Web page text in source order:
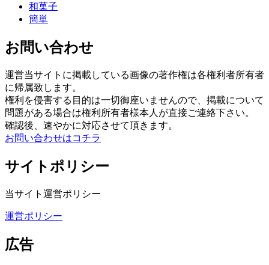
和菓子
簡単
お問い合わせ
運営当サイトに掲載している画像の著作権は各権利者所有者
に帰属致します。
権利を侵害する目的は一切御座いませんので、掲載について
問題がある場合は権利所有者様本人が直接ご連絡下さい。
確認後、速やかに対応させて頂きます。
お問い合わせはコチラ
サイトポリシー
当サイト運営ポリシー
運営ポリシー
広告